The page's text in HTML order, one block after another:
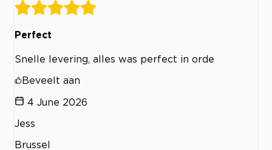
Perfect
Snelle levering, alles was perfect in orde
Beveelt aan
4 June 2026
Jess
Brussel